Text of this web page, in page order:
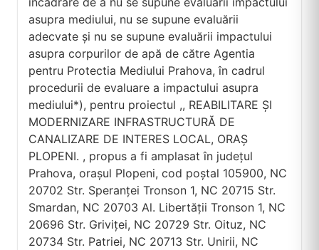
asupra mediului, nu se supune evaluării
adecvate și nu se supune evaluării impactului
asupra corpurilor de apă de către Agentia
pentru Protectia Mediului Prahova, în cadrul
procedurii de evaluare a impactului asupra
mediului*), pentru proiectul ,, REABILITARE ȘI
MODERNIZARE INFRASTRUCTURĂ DE
CANALIZARE DE INTERES LOCAL, ORAȘ
PLOPENI. , propus a fi amplasat în judeţul
Prahova, oraşul Plopeni, cod poştal 105900, NC
20702 Str. Speranţei Tronson 1, NC 20715 Str.
Smardan, NC 20703 Al. Libertăţii Tronson 1, NC
20696 Str. Griviţei, NC 20729 Str. Oituz, NC
20734 Str. Patriei, NC 20713 Str. Unirii, NC